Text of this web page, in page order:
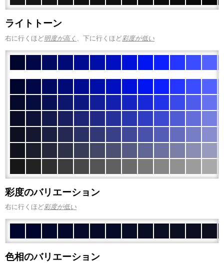
ライトトーン
右に行くほど明度が高く 、下に行くほど彩度が低い
彩度のバリエーション
右に行くほど彩度が低い
色相のバリエーション